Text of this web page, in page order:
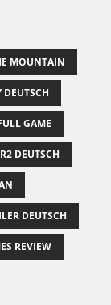
MOUNTAIN
GAME
DEUTSCH
DEUTSCH
REVIEW